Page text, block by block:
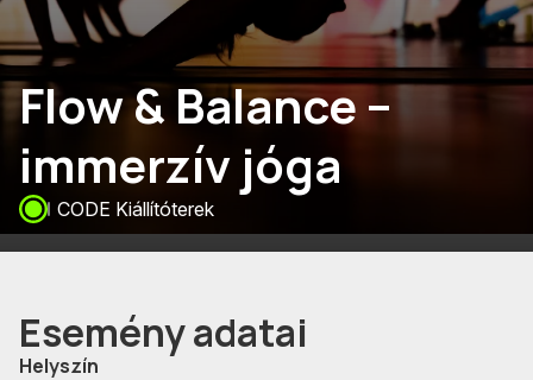
Flow & Balance –
immerzív jóga
CODE Kiállítóterek
Esemény adatai
Helyszín